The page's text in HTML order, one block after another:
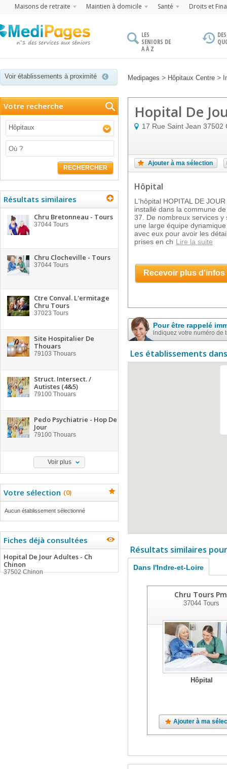
Maisons de retraite Maintien à domicile Santé Droits et
LES
SENIORS DE
A À Z
Voir établissements à proximité Medipages > Hôpitaux Centre >
Votre recherche
Hôpitaux
RECHERCHER
Résultats similaires
Chru Bretonneau - Tours
37044 Tours
Chru Clocheville - Tours
37044 Tours
Ctre Conval. L'ermitage
Chru Tours
37023 Tours
Site Hospitalier De
Thouars
79103 Thouars
Struct. Intersect. /
Autistes (4&5)
79100 Thouars
Pedo Psychiatrie - Hop De
Jour
79100 Thouars
Voir plus
Votre sélection (0)
Aucun établissement sélectionné
Fiches déjà consultées
Hopital De Jour Adultes - Ch
Chinon
37502 Chinon
Hopital De
17 Rue Saint Jean 37502
Ajouter à ma sélection
Hôpital
L'hôpital HOPITAL DE
installé dans la commune
37. De nombreux services
une large équipe
avec eux pour avoir les
prises en ch Lire la suite
Recevoir plus d'infos
Pour être rappelé
indiquez votre numéro de
Les établissements
Résultats similaires
Dans l'Indre-et-Loire
Chru Tours
37044 Tours
Hôpital
Ajouter à ma